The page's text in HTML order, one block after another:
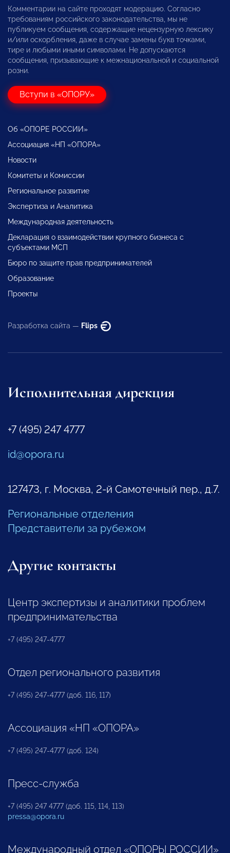
Комментарии на сайте проходят модерацию. Согласно
требованиям российского законодательства, мы не
публикуем сообщения, содержащие нецензурную лексику
и/или оскорбления, даже в случае замены букв точками,
тире и любыми иными символами. Не допускаются
сообщения, призывающие к межнациональной и социальной
розни.
Вступи в «ОПОРУ»
Об «ОПОРЕ РОССИИ»
Ассоциация «НП «ОПОРА»
Новости
Комитеты и Комиссии
Региональное развитие
Экспертиза и Аналитика
Международная деятельность
Декларация о взаимодействии крупного бизнеса с
субъектами МСП
Бюро по защите прав предпринимателей
Образование
Проекты
Разработка сайта — Flips
Исполнительная дирекция
+7 (495) 247 4777
id@opora.ru
127473, г. Москва, 2-й Самотечный пер., д.7.
Региональные отделения
Представители за рубежом
Другие контакты
Центр экспертизы и аналитики проблем
предпринимательства
+7 (495) 247-4777
Отдел регионального развития
+7 (495) 247-4777 (доб. 116, 117)
Ассоциация «НП «ОПОРА»
+7 (495) 247-4777 (доб. 124)
Пресс-служба
+7 (495) 247 4777 (доб. 115, 114, 113)
pressa@opora.ru
Международный отдел «ОПОРЫ РОССИИ»